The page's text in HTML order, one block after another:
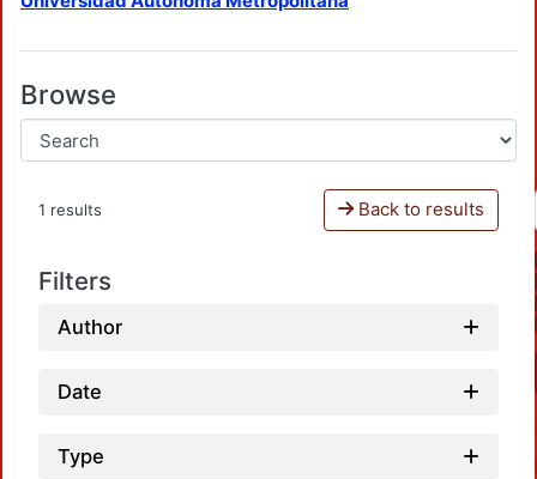
Browse
1 results Back to results
Filters
Author
Date
Type